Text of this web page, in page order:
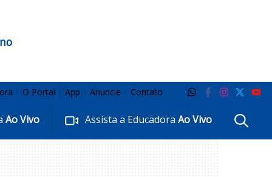
O Portal App Anuncie Contato
Ao Vivo Assista a EducadoraAo Vivo